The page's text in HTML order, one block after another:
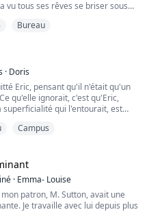
vu tous ses rêves se briser sous
riche. Le choc de la pauvreté les
désireuse de gagner de
...
Bureau
· Doris
Eric, pensant qu'il n'était qu'un
qu'elle ignorait, c'est qu'Eric,
superficialité qui l'entourait, est
le mépriser maintenant, mais
sommes ravis de vous informer
Campus
· Emma- Louise
patron, M. Sutton, avait une
Je travaille avec lui depuis plus